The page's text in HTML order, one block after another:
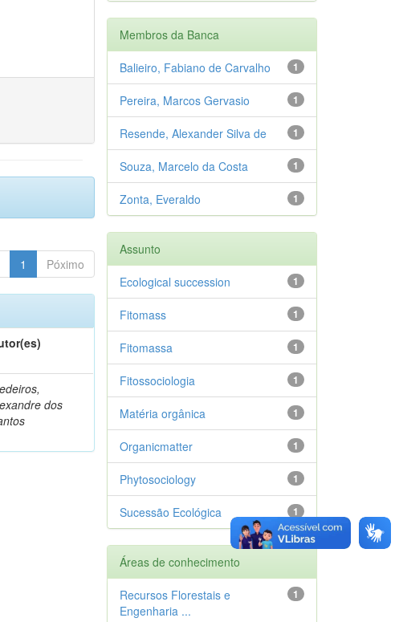
1 Póximo
dos
Membros da Banca
1
Balieiro, Fabiano de Carvalho
1
Pereira, Marcos Gervasio
1
Resende, Alexander Silva de
1
Souza, Marcelo da Costa
1
Zonta, Everaldo
Assunto
1
Ecological succession
1
Fitomass
1
Fitomassa
1
Fitossociologia
1
Matéria orgânica
1
Organicmatter
1
Phytosociology
1
Sucessão Ecológica
Áreas de conhecimento
1
Recursos Florestais e
Engenharia ...